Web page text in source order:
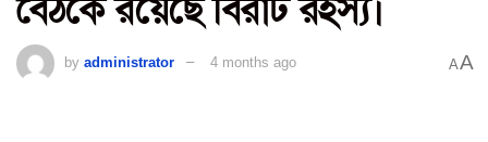
বৈঠকে রয়েছে বিরাট রহস্য।
by administrator 4 months ago AA